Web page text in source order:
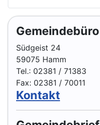
Gemeindebüro
Südgeist 24
59075 Hamm
Tel.: 02381 / 71383
Fax: 02381 / 70011
Kontakt